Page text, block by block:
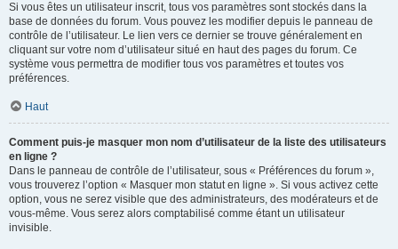
Si vous êtes un utilisateur inscrit, tous vos paramètres sont stockés dans la
base de données du forum. Vous pouvez les modifier depuis le panneau de
contrôle de l’utilisateur. Le lien vers ce dernier se trouve généralement en
cliquant sur votre nom d’utilisateur situé en haut des pages du forum. Ce
système vous permettra de modifier tous vos paramètres et toutes vos
préférences.
Haut
Comment puis-je masquer mon nom d’utilisateur de la liste des utilisateurs
en ligne ?
Dans le panneau de contrôle de l’utilisateur, sous « Préférences du forum »,
vous trouverez l’option « Masquer mon statut en ligne ». Si vous activez cette
option, vous ne serez visible que des administrateurs, des modérateurs et de
vous-même. Vous serez alors comptabilisé comme étant un utilisateur
invisible.